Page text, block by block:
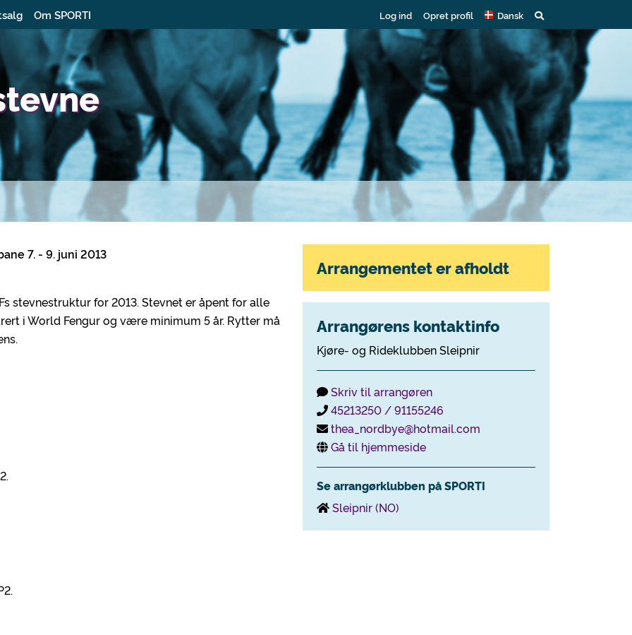
Om SPORTI Log ind Opret profil Dansk
7. - 9. juni 2013
stevnestruktur for 2013. Stevnet er åpent for alle
i World Fengur og være minimum 5 år. Rytter må
Arrangementet er afholdt
Arrangørens kontaktinfo
Kjøre- og Rideklubben Sleipnir
Skriv til arrangøren
45213250 / 91155246
thea_nordbye@hotmail.com
Gå til hjemmeside
Se arrangørklubben på SPORTI
Sleipnir (NO)